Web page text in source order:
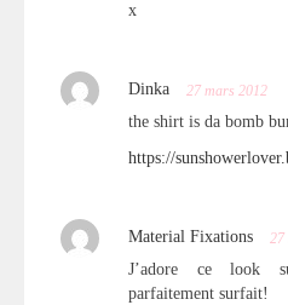
x
Dinka 27 mars 2012
the shirt is da bomb
https://
Material Fixations
J’adore ce look
parfaitement surfait!